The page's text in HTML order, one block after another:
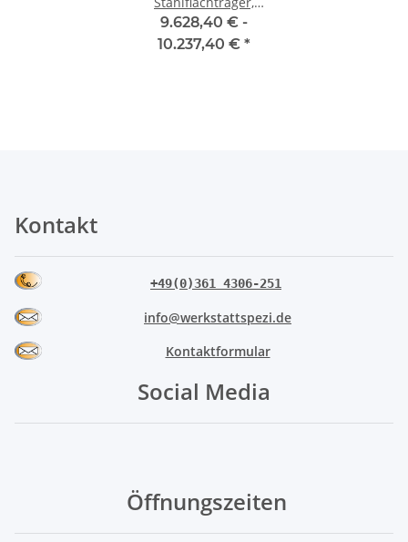
pulverbeschichtet mit längs-
und querverstellbaren
9.628,40 € -
10.237,40 € *
Kontakt
+49(0)361 4306-251
info@werkstattspezi.de
Kontaktformular
Social Media
Öffnungszeiten